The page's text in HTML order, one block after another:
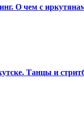
О чем с
Танцы и